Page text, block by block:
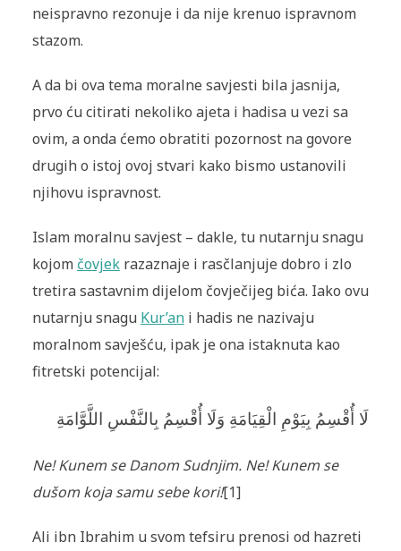
neispravno rezonuje i da nije krenuo ispravnom
stazom.
A da bi ova tema moralne savjesti bila jasnija,
prvo ću citirati nekoliko ajeta i hadisa u vezi sa
ovim, a onda ćemo obratiti pozornost na govore
drugih o istoj ovoj stvari kako bismo ustanovili
njihovu ispravnost.
Islam moralnu savjest – dakle, tu nutarnju snagu
kojom čovjekrazaznaje i rasčlanjuje dobro i zlo
tretira sastavnim dijelom čovječijeg bića. Iako ovu
nutarnju snagu Kur’ani hadis ne nazivaju
moralnom savješću, ipak je ona istaknuta kao
fitretski potencijal:
لَا أُقْسِمُ بِيَوْمِ الْقِيَامَةِ وَلَا أُقْسِمُ بِالنَّفْسِ اللَّوَّامَةِ
Ne! Kunem se Danom Sudnjim. Ne! Kunem se
dušom koja samu sebe kori![1]
Ali ibn Ibrahim u svom tefsiru prenosi od hazreti